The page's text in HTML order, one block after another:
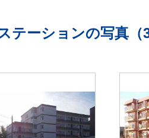
テーションの写真（